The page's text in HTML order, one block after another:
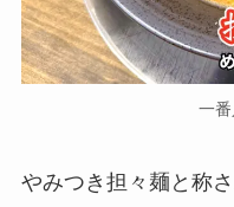
一
やみつき担々麺と称